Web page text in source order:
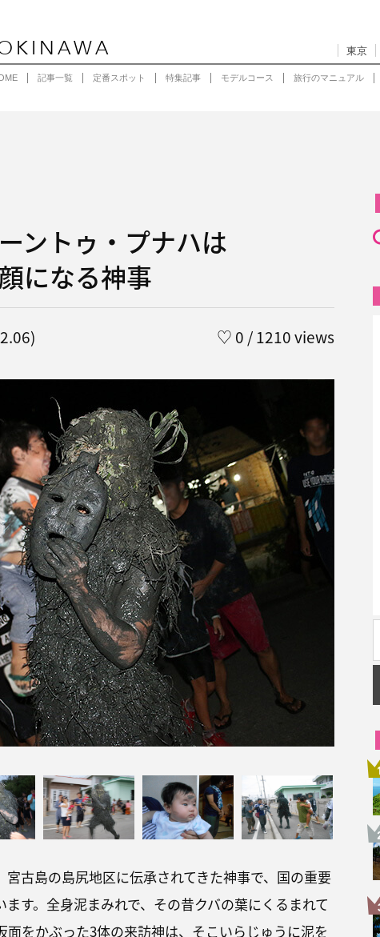
東京
記事一覧 定番スポット 特集記事 モデルコース 旅行のマニュアル
ントゥ・プナハは
になる神事
♡ 0 / 1210 views
宮古島の島尻地区に伝承されてきた神事で、国の重要
す。全身泥まみれで、その昔クバの葉にくるまれて
面をかぶった3体の来訪神は、そこいらじゅうに泥を